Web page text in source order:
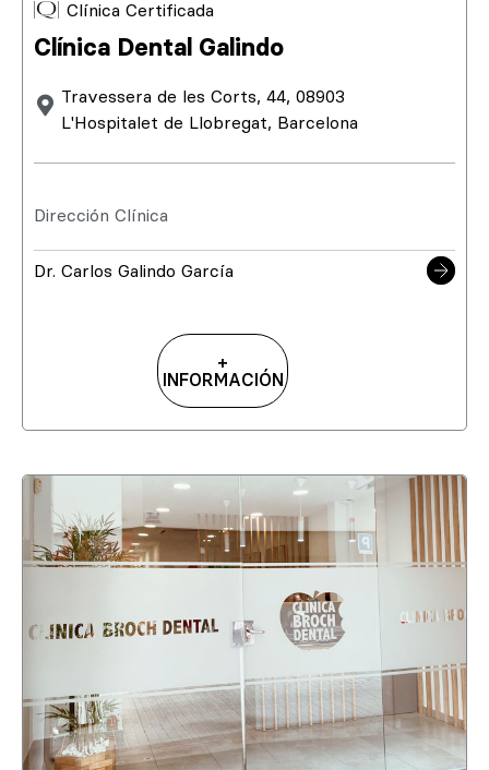
Clínica Certificada
Clínica Dental Galindo
Travessera de les Corts, 44, 08903
L'Hospitalet de Llobregat, Barcelona
Dirección Clínica
Dr. Carlos Galindo García
+
INFORMACIÓN